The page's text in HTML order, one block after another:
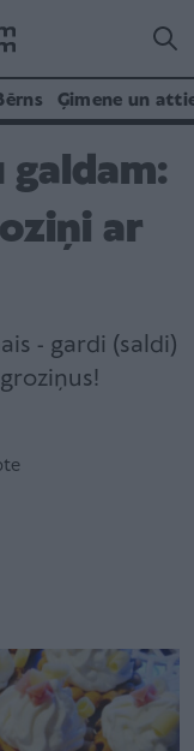
Ģimene un
galdam:
ar
- gardi (saldi)